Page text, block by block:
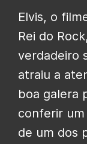
Elvis, o
Rei do
verdadeiro
atraiu a
boa galera
conferir
de um dos